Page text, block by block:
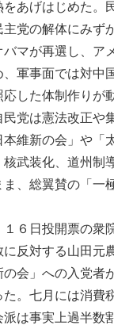
あげはじめた。
党の解体にみず
マが再選し、ア
軍事面では対中
した体制作りが
党は憲法改正や
維新の会」や「
武装化、道州制
、総翼賛の「一
６日投開票の衆
反対する山田元
会」への入党者
。七月には消費
は事実上過半数